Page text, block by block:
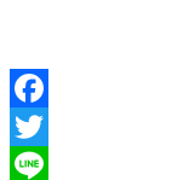
Facebook
Twitter